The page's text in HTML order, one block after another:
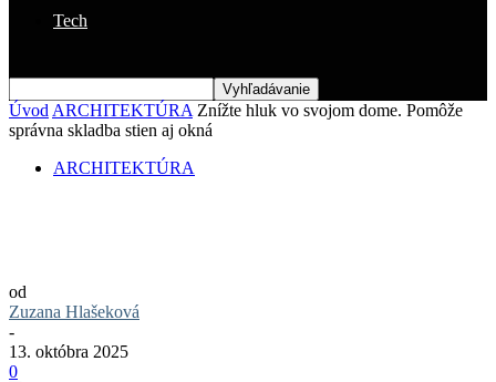
Tech
Úvod ARCHITEKTÚRA Znížte hluk vo svojom dome. Pomôže
správna skladba stien aj okná
ARCHITEKTÚRA
od
Zuzana Hlašeková
-
13. októbra 2025
0